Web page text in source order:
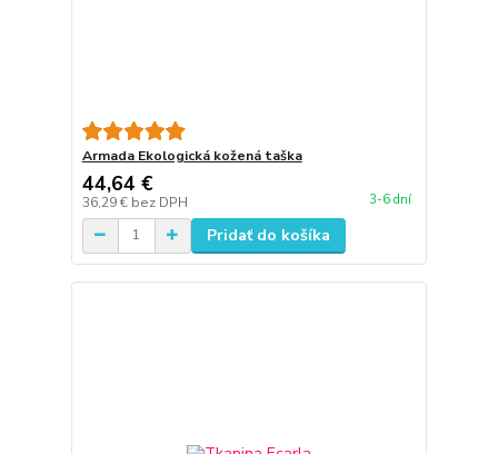
Armada Ekologická kožená taška
44,64 €
36,29 € bez DPH 3-6 dní
Pridať do košíka